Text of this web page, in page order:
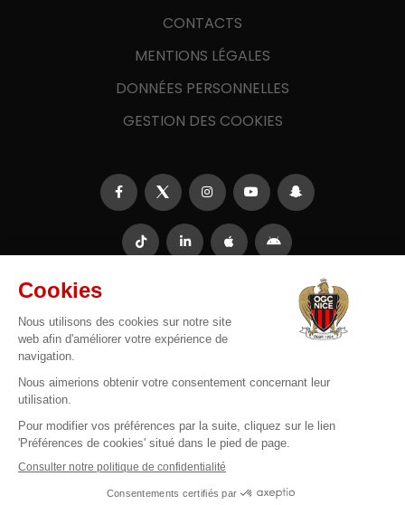
CONTACTS
MENTIONS LÉGALES
DONNÉES PERSONNELLES
GESTION DES COOKIES